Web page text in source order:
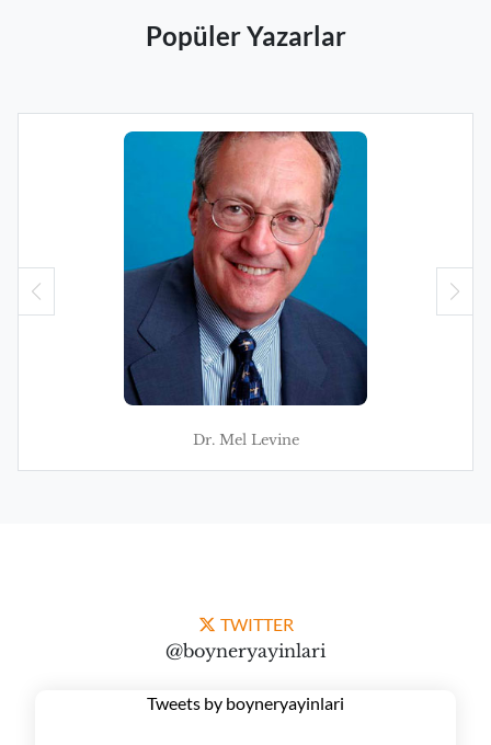
Popüler Yazarlar
Dr. Mel Levine
TWITTER
@boyneryayinlari
Tweets by boyneryayinlari